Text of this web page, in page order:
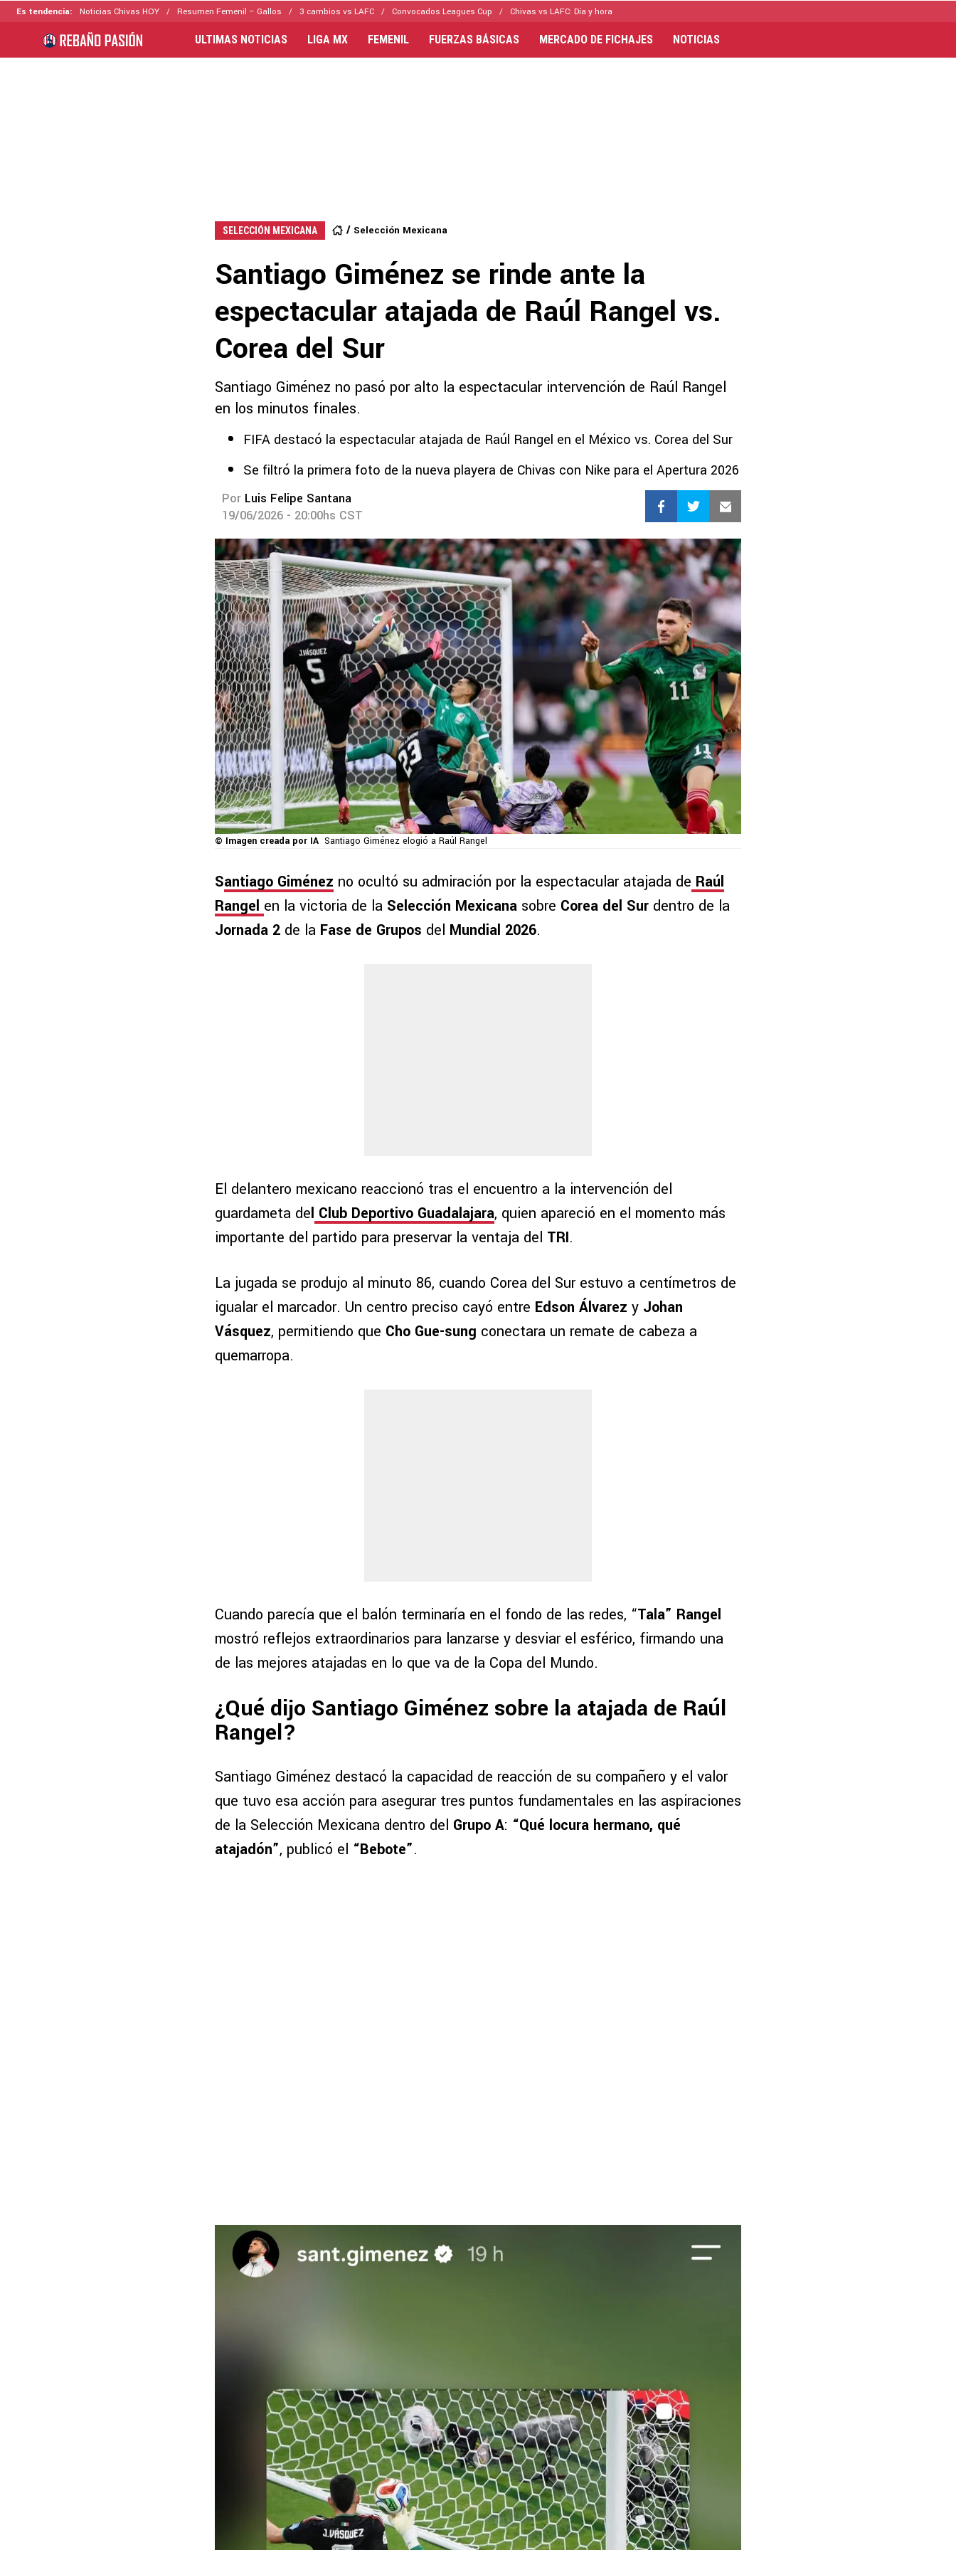
Es tendencia: Noticias Chivas HOY Resumen Femenil – Gallos 3 cambios vs LAFC Convocados Leagues Cup Chivas vs LAFC: Día y hora
ULTIMAS NOTICIAS LIGA MX FEMENIL FUERZAS BÁSICAS MERCADO DE FICHAJES NOTICIAS
SELECCIÓN MEXICANA Selección Mexicana
Santiago Giménez se rinde ante la
espectacular atajada de Raúl Rangel vs.
Corea del Sur
Santiago Giménez no pasó por alto la espectacular intervención de Raúl Rangel
en los minutos finales.
FIFA destacó la espectacular atajada de Raúl Rangel en el México vs. Corea del Sur
Se filtró la primera foto de la nueva playera de Chivas con Nike para el Apertura 2026
Por Luis Felipe Santana
19/06/2026 - 20:00hs CST
© Imagen creada por IA Santiago Giménez elogió a Raúl Rangel
Santiago Giménez no ocultó su admiración por la espectacular atajada de Raúl
Rangel en la victoria de la Selección Mexicana sobre Corea del Sur dentro de la
Jornada 2 de la Fase de Grupos del Mundial 2026.
El delantero mexicano reaccionó tras el encuentro a la intervención del
guardameta del Club Deportivo Guadalajara, quien apareció en el momento más
importante del partido para preservar la ventaja del TRI.
La jugada se produjo al minuto 86, cuando Corea del Sur estuvo a centímetros de
igualar el marcador. Un centro preciso cayó entre Edson Álvarez y Johan
Vásquez, permitiendo que Cho Gue-sung conectara un remate de cabeza a
quemarropa.
Cuando parecía que el balón terminaría en el fondo de las redes, “Tala” Rangel
mostró reflejos extraordinarios para lanzarse y desviar el esférico, firmando una
de las mejores atajadas en lo que va de la Copa del Mundo.
¿Qué dijo Santiago Giménez sobre la atajada de Raúl
Rangel?
Santiago Giménez destacó la capacidad de reacción de su compañero y el valor
que tuvo esa acción para asegurar tres puntos fundamentales en las aspiraciones
de la Selección Mexicana dentro del Grupo A: “Qué locura hermano, qué
atajadón”, publicó el “Bebote”.